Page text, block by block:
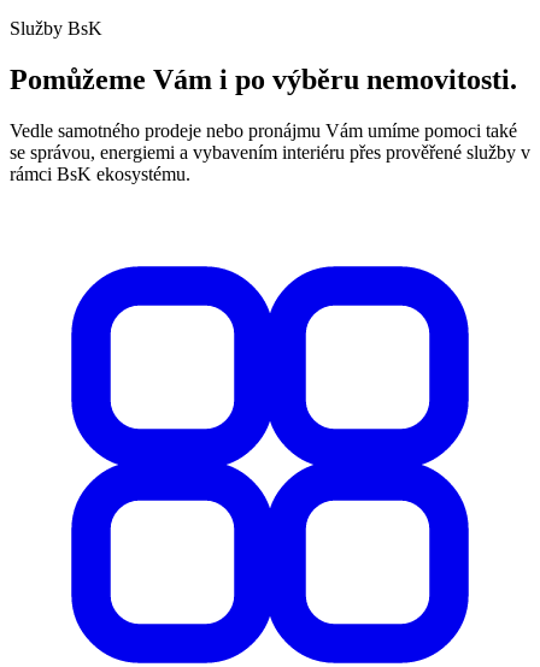
Služby BsK
Pomůžeme Vám i po výběru nemovitosti.
Vedle samotného prodeje nebo pronájmu Vám umíme pomoci také
se správou, energiemi a vybavením interiéru přes prověřené služby v
rámci BsK ekosystému.